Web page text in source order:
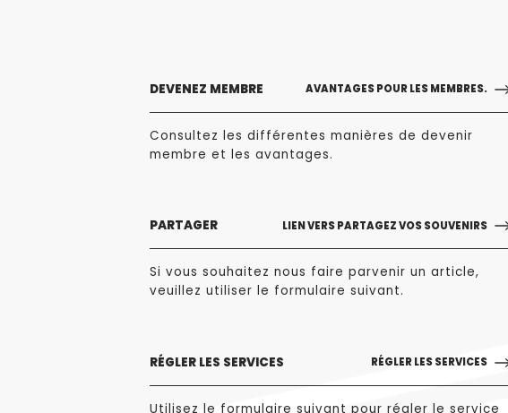
DEVENEZ MEMBRE AVANTAGES POUR LES MEMBRES.
Consultez les différentes manières de devenir
membre et les avantages.
PARTAGER LIEN VERS PARTAGEZ VOS SOUVENIRS
Si vous souhaitez nous faire parvenir un article,
veuillez utiliser le formulaire suivant.
RÉGLER LES SERVICES RÉGLER LES SERVICES
Utilisez le formulaire suivant pour régler le service